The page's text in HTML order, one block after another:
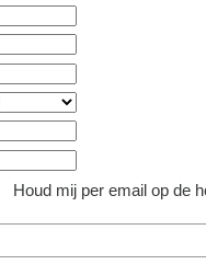
Houd mij per email op de